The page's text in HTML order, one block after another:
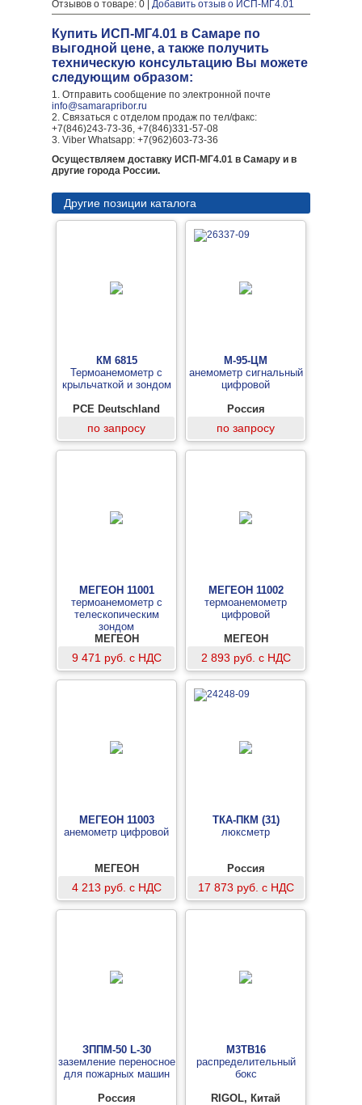
Отзывов о товаре: 0 | Добавить отзыв о ИСП-МГ4.01
Купить ИСП-МГ4.01 в Самаре по
выгодной цене, а также получить
техническую консультацию Вы можете
следующим образом:
1. Отправить сообщение по электронной почте
info@samarapribor.ru
2. Связаться с отделом продаж по тел/факс:
+7(846)243-73-36, +7(846)331-57-08
3. Viber Whatsapp: +7(962)603-73-36
Осуществляем доставку ИСП-МГ4.01 в Самару и в
другие города России.
Другие позиции каталога
КМ 6815
Термоанемометр с
крыльчаткой и зондом
PCE Deutschland
по запросу
М-95-ЦМ
анемометр сигнальный
цифровой
Россия
по запросу
МЕГЕОН 11001
термоанемометр с
телескопическим
зондом
МЕГЕОН
9 471 руб. с НДС
МЕГЕОН 11002
термоанемометр
цифровой
МЕГЕОН
2 893 руб. с НДС
МЕГЕОН 11003
анемометр цифровой
МЕГЕОН
4 213 руб. с НДС
ТКА-ПКМ (31)
люксметр
Россия
17 873 руб. с НДС
ЗППМ-50 L-30
заземление переносное
для пожарных машин
Россия
M3TB16
распределительный
бокс
RIGOL, Китай